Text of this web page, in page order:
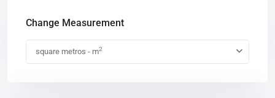
Change Measurement
square metros - m2